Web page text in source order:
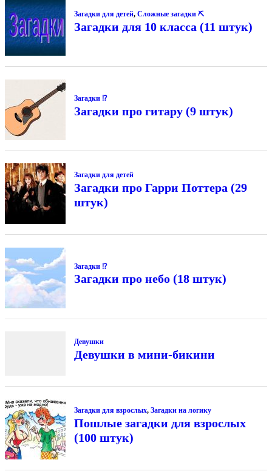
Загадки для детей, Сложные загадки ⛏
Загадки для 10 класса (11 штук)
Загадки ⁉
Загадки про гитару (9 штук)
Загадки для детей
Загадки про Гарри Поттера (29
штук)
Загадки ⁉
Загадки про небо (18 штук)
Девушки
Девушки в мини-бикини
Загадки для взрослых, Загадки на логику
Пошлые загадки для взрослых
(100 штук)